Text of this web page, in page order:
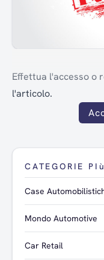
Effettua l'accesso o
l'articolo.
CATEGORIE
Case
Mondo Automotive
Car Retail